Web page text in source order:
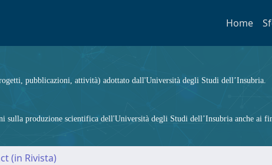
Home
pubblicazioni, attività) adottato dall'Università degli Studi dell’Insubria.
sulla produzione scientifica dell'Università degli Studi dell’Insubria anche ai
(in Rivista)